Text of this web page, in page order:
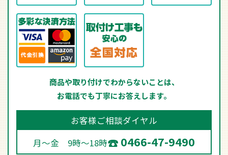
商品や取り付けでわからないことは、
お電話でも丁寧にお答えします。
お客様ご相談ダイヤル
月～金 9時～18時
0466-47-9490